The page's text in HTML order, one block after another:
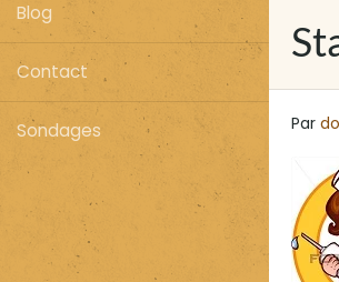
Blog
Contact
Sondages Par